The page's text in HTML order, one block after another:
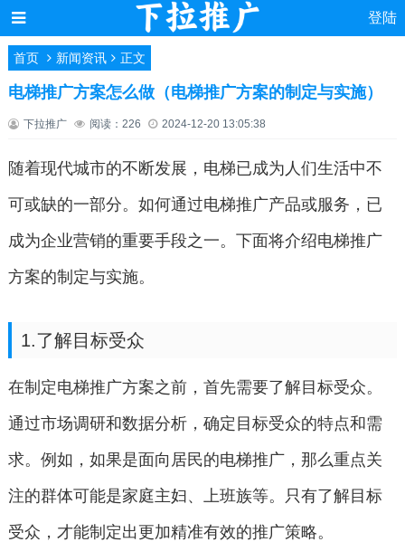
登陆
首页 新闻资讯 正文
电梯推广方案怎么做（电梯推广方案的制定与实施）
下拉推广 阅读：226 2024-12-20 13:05:38
随着现代城市的不断发展，电梯已成为人们生活中不
可或缺的一部分。如何通过电梯推广产品或服务，已
成为企业营销的重要手段之一。下面将介绍电梯推广
方案的制定与实施。
1.了解目标受众
在制定电梯推广方案之前，首先需要了解目标受众。
通过市场调研和数据分析，确定目标受众的特点和需
求。例如，如果是面向居民的电梯推广，那么重点关
注的群体可能是家庭主妇、上班族等。只有了解目标
受众，才能制定出更加精准有效的推广策略。